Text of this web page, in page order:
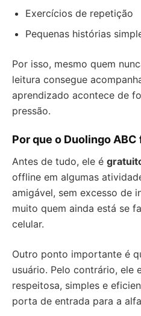
Exercícios de repetição
Pequenas histórias
Por isso, mesmo quem
leitura consegue
aprendizado acontece de
pressão.
Por que o Duolingo
Antes de tudo, ele é
offline em algumas
amigável, sem excesso de
muito quem ainda está se
celular.
Outro ponto importante é
usuário. Pelo contrário, ele
respeitosa, simples e
porta de entrada para a